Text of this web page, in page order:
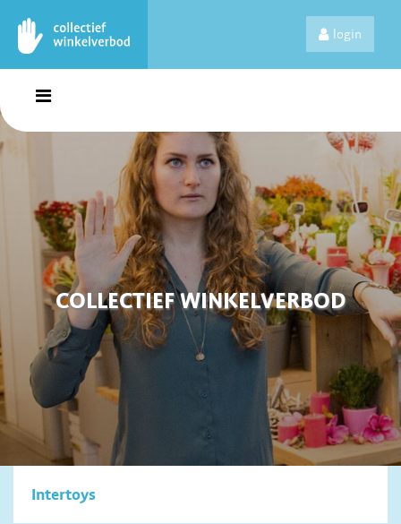
login
COLLECTIEF WINKELVERBOD
Intertoys